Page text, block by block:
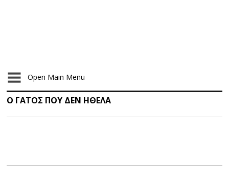
Open Main Menu
Ο ΓΑΤΟΣ ΠΟΥ ΔΕΝ ΗΘΕΛΑ